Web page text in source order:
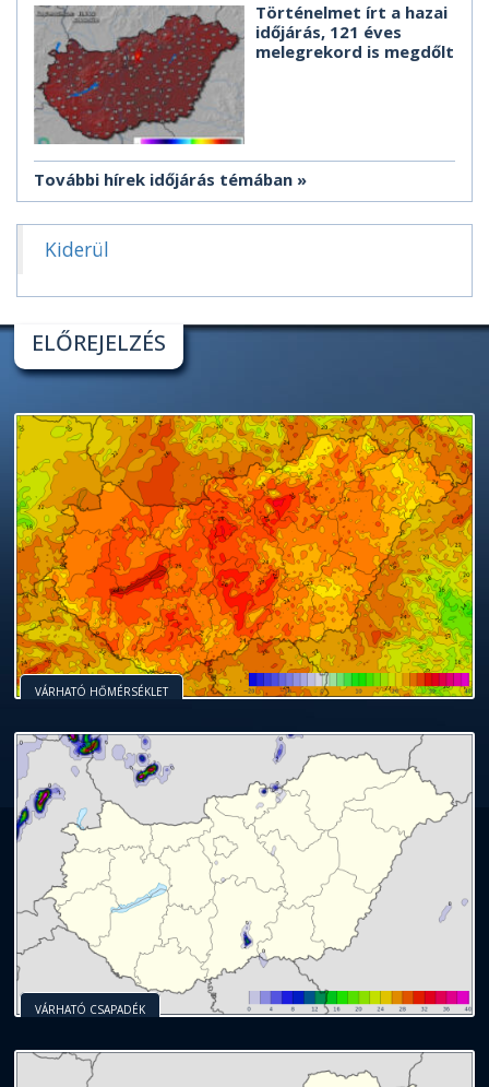
Történelmet írt a hazai
időjárás, 121 éves
melegrekord is megdőlt
További hírek időjárás témában
Kiderül
ELŐREJELZÉS
VÁRHATÓ HŐMÉRSÉKLET
VÁRHATÓ CSAPADÉK